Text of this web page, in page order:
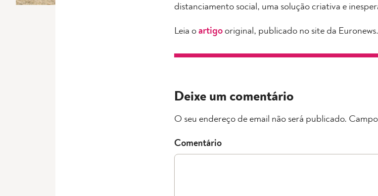
distanciamento social, uma solução criativa e
Leia o artigo original, publicado no site da Euronews.
Deixe um comentário
O seu endereço de email não será publicado.
Comentário